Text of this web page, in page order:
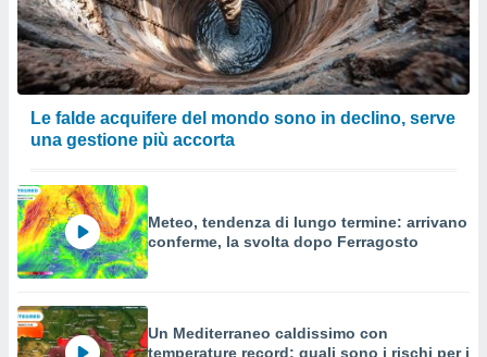
Le falde acquifere del mondo sono in declino, serve
una gestione più accorta
Meteo, tendenza di lungo termine: arrivano
conferme, la svolta dopo Ferragosto
Un Mediterraneo caldissimo con
temperature record: quali sono i rischi per i